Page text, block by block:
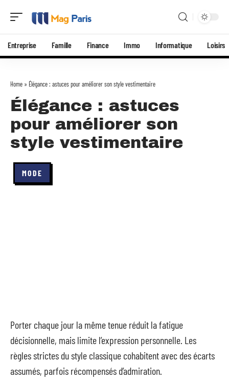
Entreprise Famille Finance Immo Informatique Loisirs
Home » Élégance : astuces pour améliorer son style vestimentaire
Élégance : astuces
pour améliorer son
style vestimentaire
MODE
Porter chaque jour la même tenue réduit la fatigue
décisionnelle, mais limite l’expression personnelle. Les
règles strictes du style classique cohabitent avec des écarts
assumés, parfois récompensés d’admiration.